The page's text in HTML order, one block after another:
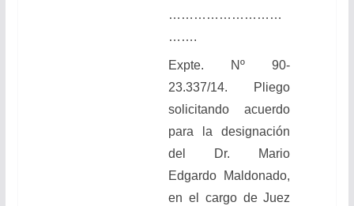
………………………
…….
Expte. Nº 90-
23.337/14. Pliego
solicitando acuerdo
para la designación
del Dr. Mario
Edgardo Maldonado,
en el cargo de Juez